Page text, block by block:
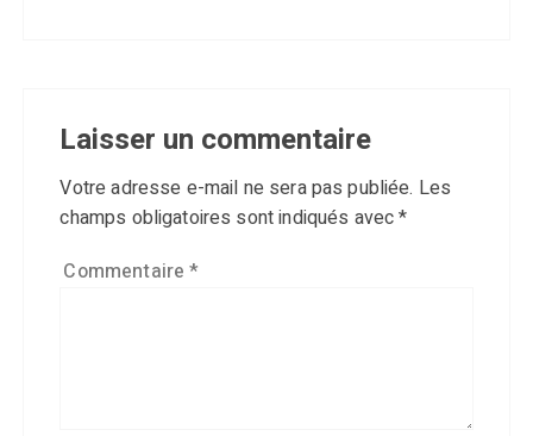
Laisser un commentaire
Votre adresse e-mail ne sera pas publiée. Les
champs obligatoires sont indiqués avec*
Commentaire*